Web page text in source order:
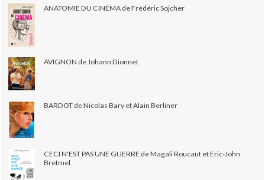
ANATOMIE DU CINÉMA de Frédéric Sojcher
AVIGNON de Johann Dionnet
BARDOT de Nicolas Bary et Alain Berliner
CECI N'EST PAS UNE GUERRE de Magali Roucaut et Eric-John
Bretmel